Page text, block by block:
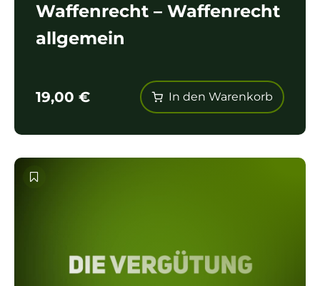
Waffenrecht – Waffenrecht
allgemein
19,00 € In den Warenkorb